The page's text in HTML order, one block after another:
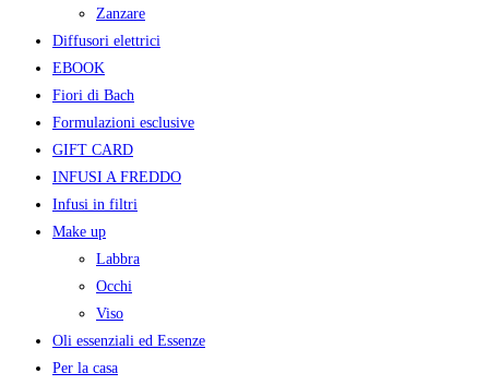
Zanzare
Diffusori elettrici
EBOOK
Fiori di Bach
Formulazioni esclusive
GIFT CARD
INFUSI A FREDDO
Infusi in filtri
Make up
Labbra
Occhi
Viso
Oli essenziali ed Essenze
Per la casa